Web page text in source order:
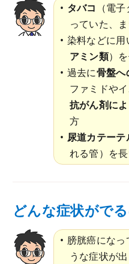
タバコ （電
っていた、
染料などに
アミン類）
過去に骨盤へ
ファミドや
抗がん剤に
方
尿道カテーテ
れる管）を
どんな症状がで
膀胱癌にな
うな症状が出